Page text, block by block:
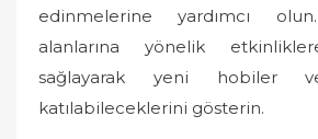
edinmelerine yardımcı
alanlarına yönelik
sağlayarak yeni hobiler
katılabileceklerini gösterin.